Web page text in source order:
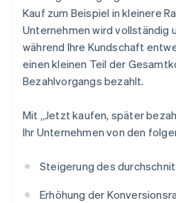
Kauf zum Beispiel in kleinere
Unternehmen wird vollständig
während Ihre Kundschaft
einen kleinen Teil der
Bezahlvorgangs bezahlt.
Mit „Jetzt kaufen, später
Ihr Unternehmen von den
Steigerung des
Erhöhung der